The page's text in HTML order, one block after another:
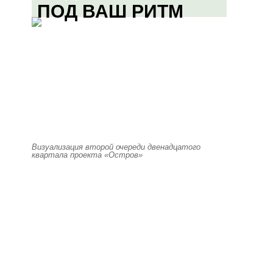
ПОД ВАШ РИТМ
Визуализация второй очереди двенадцатого
квартала проекта «Остров»